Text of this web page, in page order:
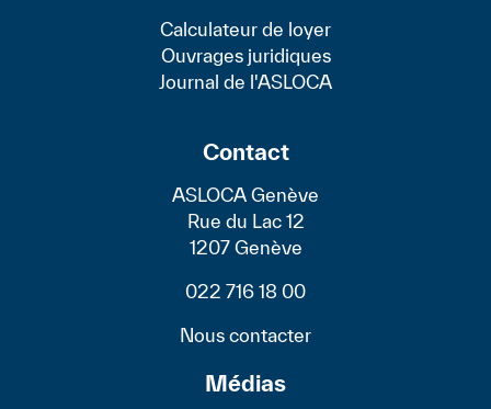
Calculateur de loyer
Ouvrages juridiques
Journal de l'ASLOCA
Contact
ASLOCA Genève
Rue du Lac 12
1207 Genève
022 716 18 00
Nous contacter
Médias